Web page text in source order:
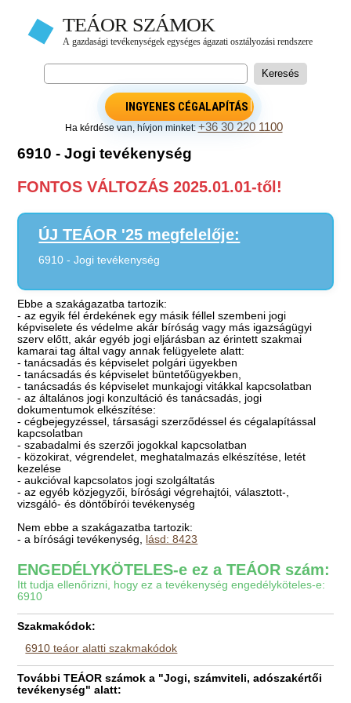
INGYENES CÉGALAPÍTÁS
Ha kérdése van, hívjon minket:+36 30 220 1100
6910 - Jogi tevékenység
FONTOS VÁLTOZÁS 2025.01.01-től!
ÚJ TEÁOR '25 megfelelője:
6910 - Jogi tevékenység
Ebbe a szakágazatba tartozik:
- az egyik fél érdekének egy másik féllel szembeni jogi
képviselete és védelme akár bíróság vagy más igazságügyi
szerv előtt, akár egyéb jogi eljárásban az érintett szakmai
kamarai tag által vagy annak felügyelete alatt:
- tanácsadás és képviselet polgári ügyekben
- tanácsadás és képviselet büntetőügyekben,
- tanácsadás és képviselet munkajogi vitákkal kapcsolatban
- az általános jogi konzultáció és tanácsadás, jogi
dokumentumok elkészítése:
- cégbejegyzéssel, társasági szerződéssel és cégalapítással
kapcsolatban
- szabadalmi és szerzői jogokkal kapcsolatban
- közokirat, végrendelet, meghatalmazás elkészítése, letét
kezelése
- aukcióval kapcsolatos jogi szolgáltatás
- az egyéb közjegyzői, bírósági végrehajtói, választott-,
vizsgáló- és döntőbírói tevékenység
Nem ebbe a szakágazatba tartozik:
- a bírósági tevékenység, lásd: 8423
ENGEDÉLYKÖTELES-e ez a TEÁOR szám:
Itt tudja ellenőrizni, hogy ez a tevékenység engedélyköteles-e:
6910
Szakmakódok:
6910 teáor alatti szakmakódok
További TEÁOR számok a "Jogi, számviteli, adószakértői
tevékenység" alatt: